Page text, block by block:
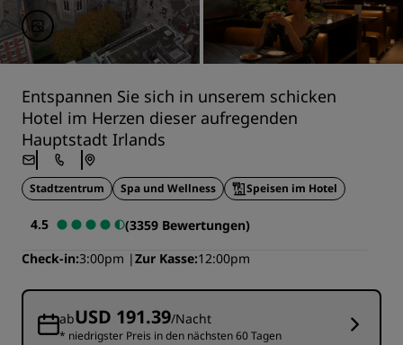
Entspannen Sie sich in unserem schicken
Hotel im Herzen dieser aufregenden
Hauptstadt Irlands
Stadtzentrum Spa und Wellness Speisen im Hotel
4.5
(3359 Bewertungen)
Check-in 3:00pm Zur Kasse 12:00pm
abUSD 191.39/Nacht
* niedrigster Preis in den nächsten 60 Tagen